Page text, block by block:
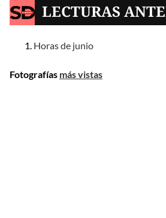
LECTURAS
Horas de junio
Fotografías más vistas